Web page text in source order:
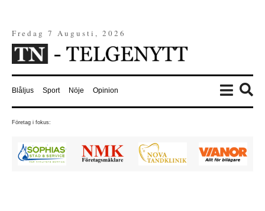
Fredag 7 Augusti, 2026
Blåljus Sport Nöje Opinion
Företag i fokus: